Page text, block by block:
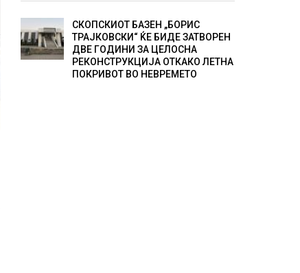
СКОПСКИОТ БАЗЕН „БОРИС
ТРАЈКОВСКИ“ ЌЕ БИДЕ ЗАТВОРЕН
ДВЕ ГОДИНИ ЗА ЦЕЛОСНА
РЕКОНСТРУКЦИЈА ОТКАКО ЛЕТНА
ПОКРИВОТ ВО НЕВРЕМЕТО